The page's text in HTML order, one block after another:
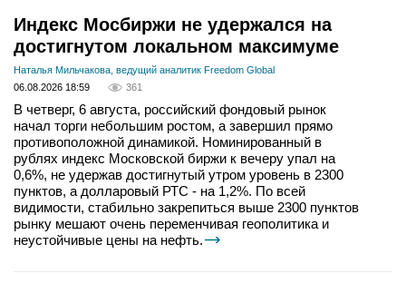
Индекс Мосбиржи не удержался на
достигнутом локальном максимуме
Наталья Мильчакова, ведущий аналитик Freedom Global
06.08.2026 18:59
361
В четверг, 6 августа, российский фондовый рынок
начал торги небольшим ростом, а завершил прямо
противоположной динамикой. Номинированный в
рублях индекс Московской биржи к вечеру упал на
0,6%, не удержав достигнутый утром уровень в 2300
пунктов, а долларовый РТС - на 1,2%. По всей
видимости, стабильно закрепиться выше 2300 пунктов
рынку мешают очень переменчивая геополитика и
неустойчивые цены на нефть.